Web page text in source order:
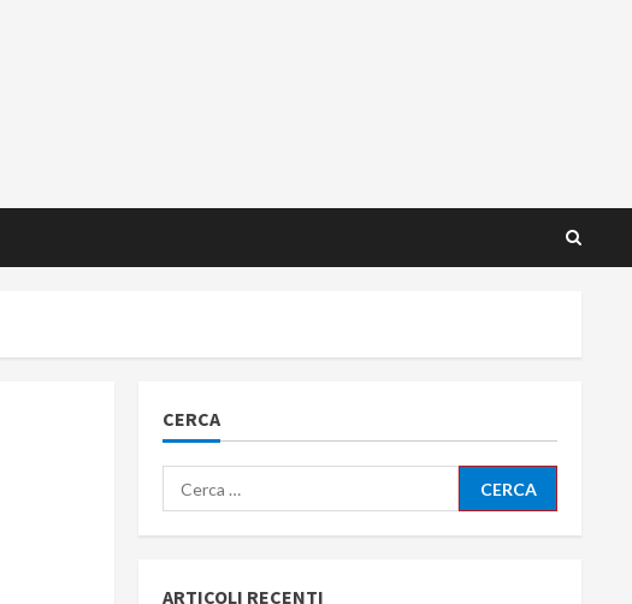
CERCA
Ricerca
per:
ARTICOLI RECENTI